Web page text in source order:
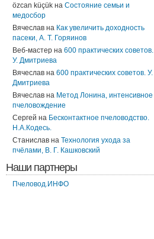
özcan küçük на Состояние семьи и
медосбор
Вячеслав на Как увеличить доходность
пасеки, А. Т. Горяинов
Веб-мастер на 600 практических советов.
У. Дмитриева
Вячеслав на 600 практических советов. У.
Дмитриева
Вячеслав на Метод Лонина, интенсивное
пчеловождение
Сергей на Бесконтактное пчеловодство.
Н.А.Кодесь.
Станислав на Технология ухода за
пчёлами, В. Г. Кашковский
Наши партнеры
Пчеловод.ИНФО